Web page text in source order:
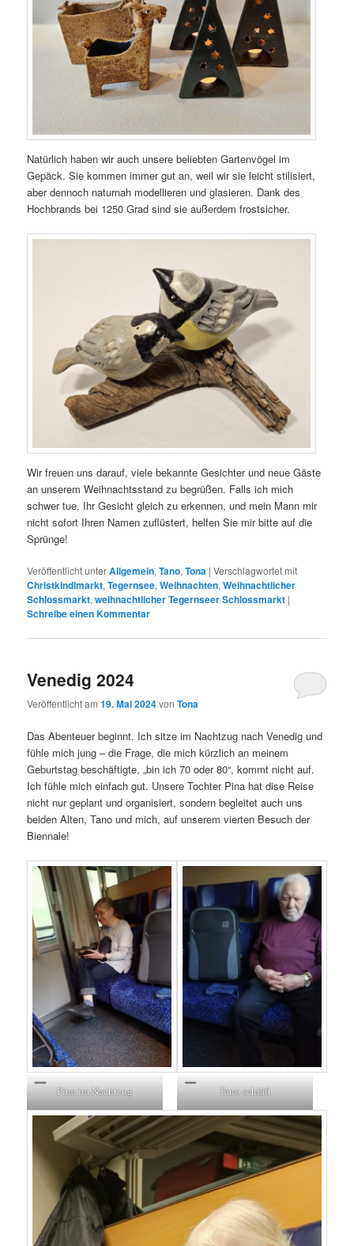
Natürlich haben wir auch unsere beliebten Gartenvögel im
Gepäck. Sie kommen immer gut an, weil wir sie leicht stilisiert,
aber dennoch naturnah modellieren und glasieren. Dank des
Hochbrands bei 1250 Grad sind sie außerdem frostsicher.
Wir freuen uns darauf, viele bekannte Gesichter und neue Gäste
an unserem Weihnachtsstand zu begrüßen. Falls ich mich
schwer tue, Ihr Gesicht gleich zu erkennen, und mein Mann mir
nicht sofort Ihren Namen zuflüstert, helfen Sie mir bitte auf die
Sprünge!
Veröffentlicht unterAllgemein,Tano,Tona |Verschlagwortet mit
Christkindlmarkt,Tegernsee,Weihnachten,Weihnachtlicher
Schlossmarkt,weihnachtlicher Tegernseer Schlossmarkt |
Schreibe einen Kommentar
Venedig 2024
Veröffentlicht am19. Mai 2024vonTona
Das Abenteuer beginnt. Ich sitze im Nachtzug nach Venedig und
fühle mich jung – die Frage, die mich kürzlich an meinem
Geburtstag beschäftigte, „bin ich 70 oder 80“, kommt nicht auf.
Ich fühle mich einfach gut. Unsere Tochter Pina hat dise Reise
nicht nur geplant und organisiert, sondern begleitet auch uns
beiden Alten, Tano und mich, auf unserem vierten Besuch der
Biennale!
Pina im Nachtzug Tano schläft